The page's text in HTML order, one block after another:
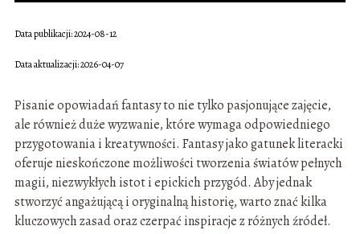
Data publikacji: 2024-08-12
Data aktualizacji: 2026-04-07
Pisanie opowiadań fantasy to nie tylko pasjonujące zajęcie,
ale również duże wyzwanie, które wymaga odpowiedniego
przygotowania i kreatywności. Fantasy jako gatunek literacki
oferuje nieskończone możliwości tworzenia światów pełnych
magii, niezwykłych istot i epickich przygód. Aby jednak
stworzyć angażującą i oryginalną historię, warto znać kilka
kluczowych zasad oraz czerpać inspiracje z różnych źródeł.